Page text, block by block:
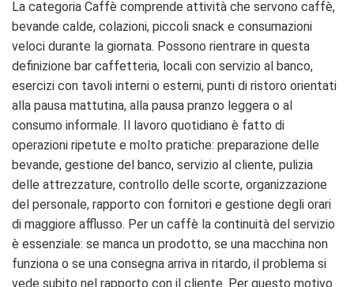
La categoria Caffè comprende attività che servono caffè,
bevande calde, colazioni, piccoli snack e consumazioni
veloci durante la giornata. Possono rientrare in questa
definizione bar caffetteria, locali con servizio al banco,
esercizi con tavoli interni o esterni, punti di ristoro orientati
alla pausa mattutina, alla pausa pranzo leggera o al
consumo informale. Il lavoro quotidiano è fatto di
operazioni ripetute e molto pratiche: preparazione delle
bevande, gestione del banco, servizio al cliente, pulizia
delle attrezzature, controllo delle scorte, organizzazione
del personale, rapporto con fornitori e gestione degli orari
di maggiore afflusso. Per un caffè la continuità del servizio
è essenziale: se manca un prodotto, se una macchina non
funziona o se una consegna arriva in ritardo, il problema si
vede subito nel rapporto con il cliente. Per questo motivo